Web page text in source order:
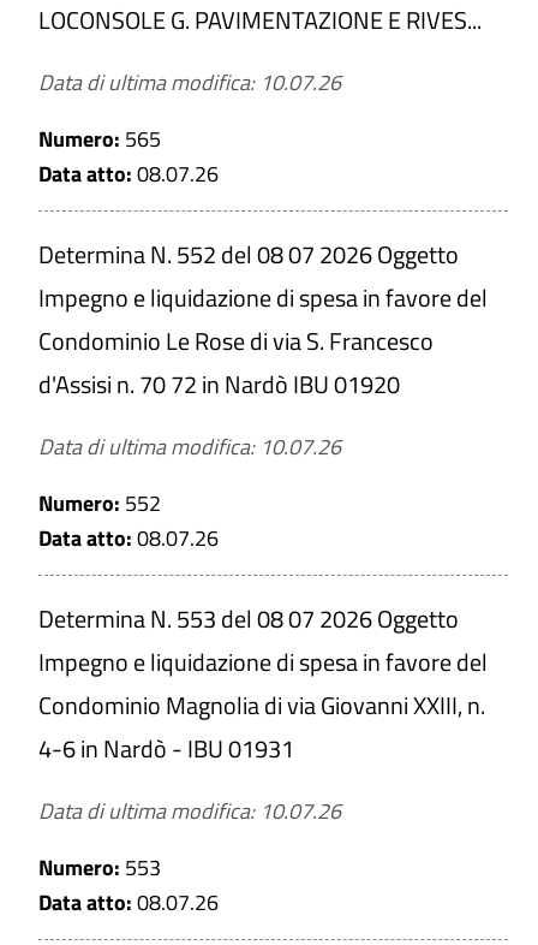
LOCONSOLE G. PAVIMENTAZIONE E RIVES...
Data di ultima modifica: 10.07.26
Numero: 565
Data atto:08.07.26
Determina N. 552 del 08 07 2026 Oggetto
Impegno e liquidazione di spesa in favore del
Condominio Le Rose di via S. Francesco
d'Assisi n. 70 72 in Nardò IBU 01920
Data di ultima modifica: 10.07.26
Numero: 552
Data atto:08.07.26
Determina N. 553 del 08 07 2026 Oggetto
Impegno e liquidazione di spesa in favore del
Condominio Magnolia di via Giovanni XXIII, n.
4-6 in Nardò - IBU 01931
Data di ultima modifica: 10.07.26
Numero: 553
Data atto:08.07.26